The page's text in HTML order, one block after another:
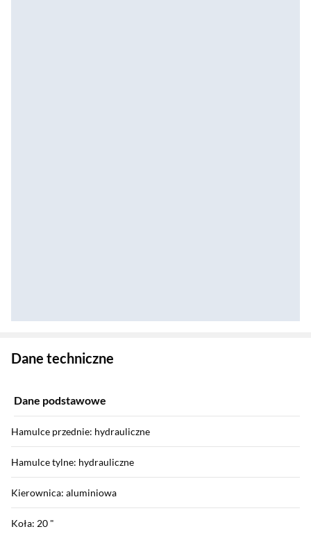
Dane techniczne
Dane podstawowe
Hamulce przednie: hydrauliczne
Hamulce tylne: hydrauliczne
Kierownica: aluminiowa
Koła: 20 "